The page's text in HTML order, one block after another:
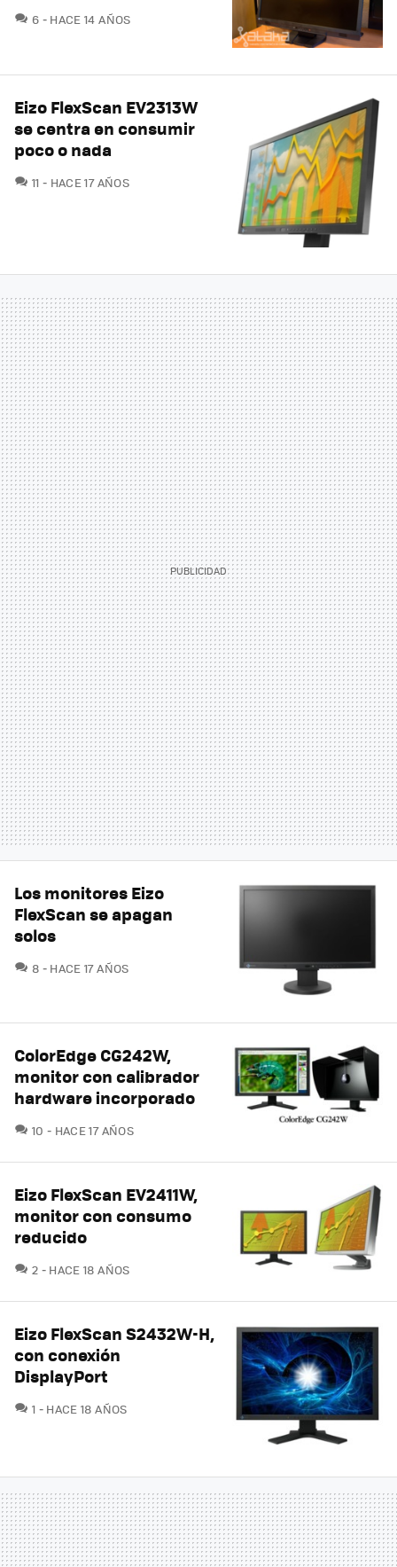
6 COMENTARIOS
HACE 14 AÑOS
Eizo FlexScan EV2313W
se centra en consumir
poco o nada
11 COMENTARIOS
HACE 17 AÑOS
Los monitores Eizo
FlexScan se apagan
solos
8 COMENTARIOS
HACE 17 AÑOS
ColorEdge CG242W,
monitor con calibrador
hardware incorporado
10 COMENTARIOS
HACE 17 AÑOS
Eizo FlexScan EV2411W,
monitor con consumo
reducido
2 COMENTARIOS
HACE 18 AÑOS
Eizo FlexScan S2432W-H,
con conexión
DisplayPort
1 COMENTARIOS
HACE 18 AÑOS